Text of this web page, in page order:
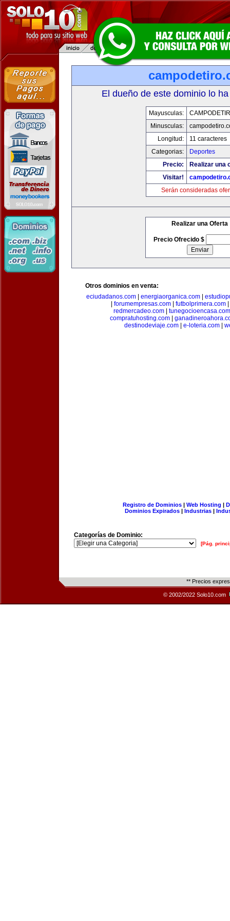
El dueño de este dominio lo
Mayusculas:
Minusculas:
Longitud:
11 caracteres
Categorias:
Deportes
Precio:
Realizar una
Visitar!
Serán consideradas
Realizar una Oferta
Precio Ofrecido $
Otros dominios en venta:
eciudadanos.com| energiaorganica.com|
forumempresas.com futbolprimera.com
redmercadeo.com| tunegocioencasa.com
compratuhosting.com|
destinodeviaje.com
e-loteria.com
Registro de Dominios| Web Hosting |
Dominios Expirados | Industrias |
Categorías de Dominio:
[Pág.
** Precios
© 2002/2022 Solo10.com